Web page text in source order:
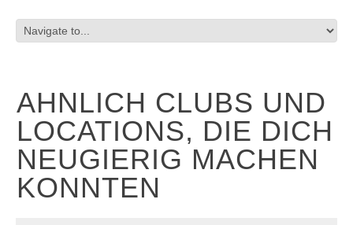
AHNLICH CLUBS UND
LOCATIONS, DIE DICH
NEUGIERIG MACHEN
KONNTEN